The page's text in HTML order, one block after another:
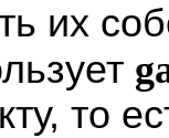
их
то